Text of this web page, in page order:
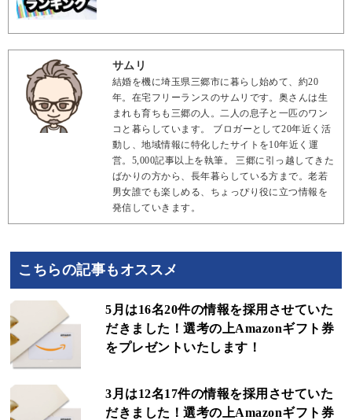
サムリ
結婚を機に埼玉県三郷市に暮らし始めて、約20
年。在宅フリーランスのサムリです。奥さんは生
まれも育ちも三郷の人。二人の息子と一匹のワン
コと暮らしています。 ブロガーとして20年近く活
動し、地域情報に特化したサイトを10年近く運
営。5,000記事以上を執筆。 三郷に引っ越してきた
ばかりの方から、長年暮らしている方まで。老若
男女誰でも楽しめる、ちょっぴり役に立つ情報を
発信していきます。
こちらの記事もオススメ
5月は16名20件の情報を採用させていた
だきました！選考の上Amazonギフト券
をプレゼントいたします！
3月は12名17件の情報を採用させていた
だきました！選考の上Amazonギフト券